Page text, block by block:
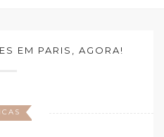
EM PARIS, AGORA!